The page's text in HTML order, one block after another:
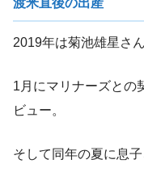
渡米直後の出産
2019年は菊池雄星さ
1月にマリナーズとの
ビュー。
そして同年の夏に息